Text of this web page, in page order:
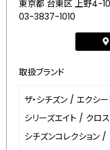
東京都 台東区 上野4-
03-3837-1010
取扱ブランド
ザ・シチズン / エクシー
シリーズエイト / クロ
シチズンコレクション /